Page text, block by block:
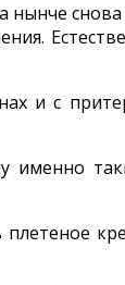
снова
и с
именно